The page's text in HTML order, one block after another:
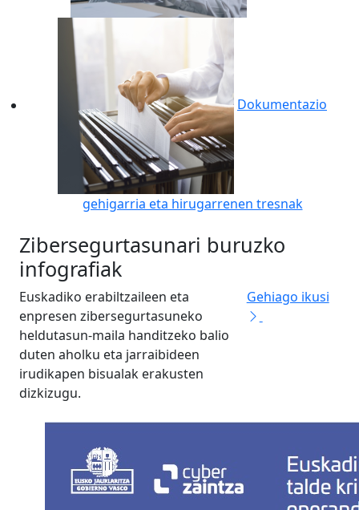
Dokumentazio
gehigarria eta hirugarrenen tresnak
Zibersegurtasunari buruzko
infografiak
Euskadiko erabiltzaileen eta
enpresen zibersegurtasuneko
heldutasun-maila handitzeko balio
duten aholku eta jarraibideen
irudikapen bisualak erakusten
dizkizugu.
Gehiago ikusi